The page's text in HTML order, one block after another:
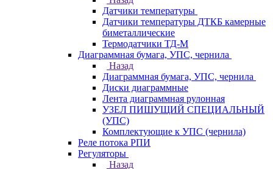
Датчики температуры
Датчики температуры ДТКБ камерные
биметаллические
Термодатчики ТД-М
Диаграммная бумага, УПС, чернила
Назад
Диаграммная бумага, УПС, чернила
Диски диаграммные
Лента диаграммная рулонная
УЗЕЛ ПИШУЩИЙ СПЕЦИАЛЬНЫЙ
(УПС)
Комплектующие к УПС (чернила)
Реле потока РПИ
Регуляторы
Назад